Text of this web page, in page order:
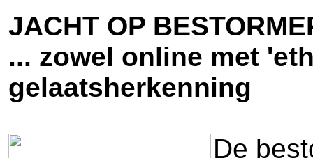
JACHT OP
... zowel online met
gelaatsherkenning
De